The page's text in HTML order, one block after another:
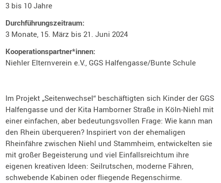
3 bis 10 Jahre
Durchführungszeitraum:
3 Monate, 15. März bis 21. Juni 2024
Kooperationspartner*innen:
Niehler Elternverein e.V., GGS Halfengasse/Bunte Schule
Im Projekt „Seitenwechsel“ beschäftigten sich Kinder der GGS
Halfengasse und der Kita Hamborner Straße in Köln-Niehl mit
einer einfachen, aber bedeutungsvollen Frage: Wie kann man
den Rhein überqueren? Inspiriert von der ehemaligen
Rheinfähre zwischen Niehl und Stammheim, entwickelten sie
mit großer Begeisterung und viel Einfallsreichtum ihre
eigenen kreativen Ideen: Seilrutschen, moderne Fähren,
schwebende Kabinen oder fliegende Regenschirme.